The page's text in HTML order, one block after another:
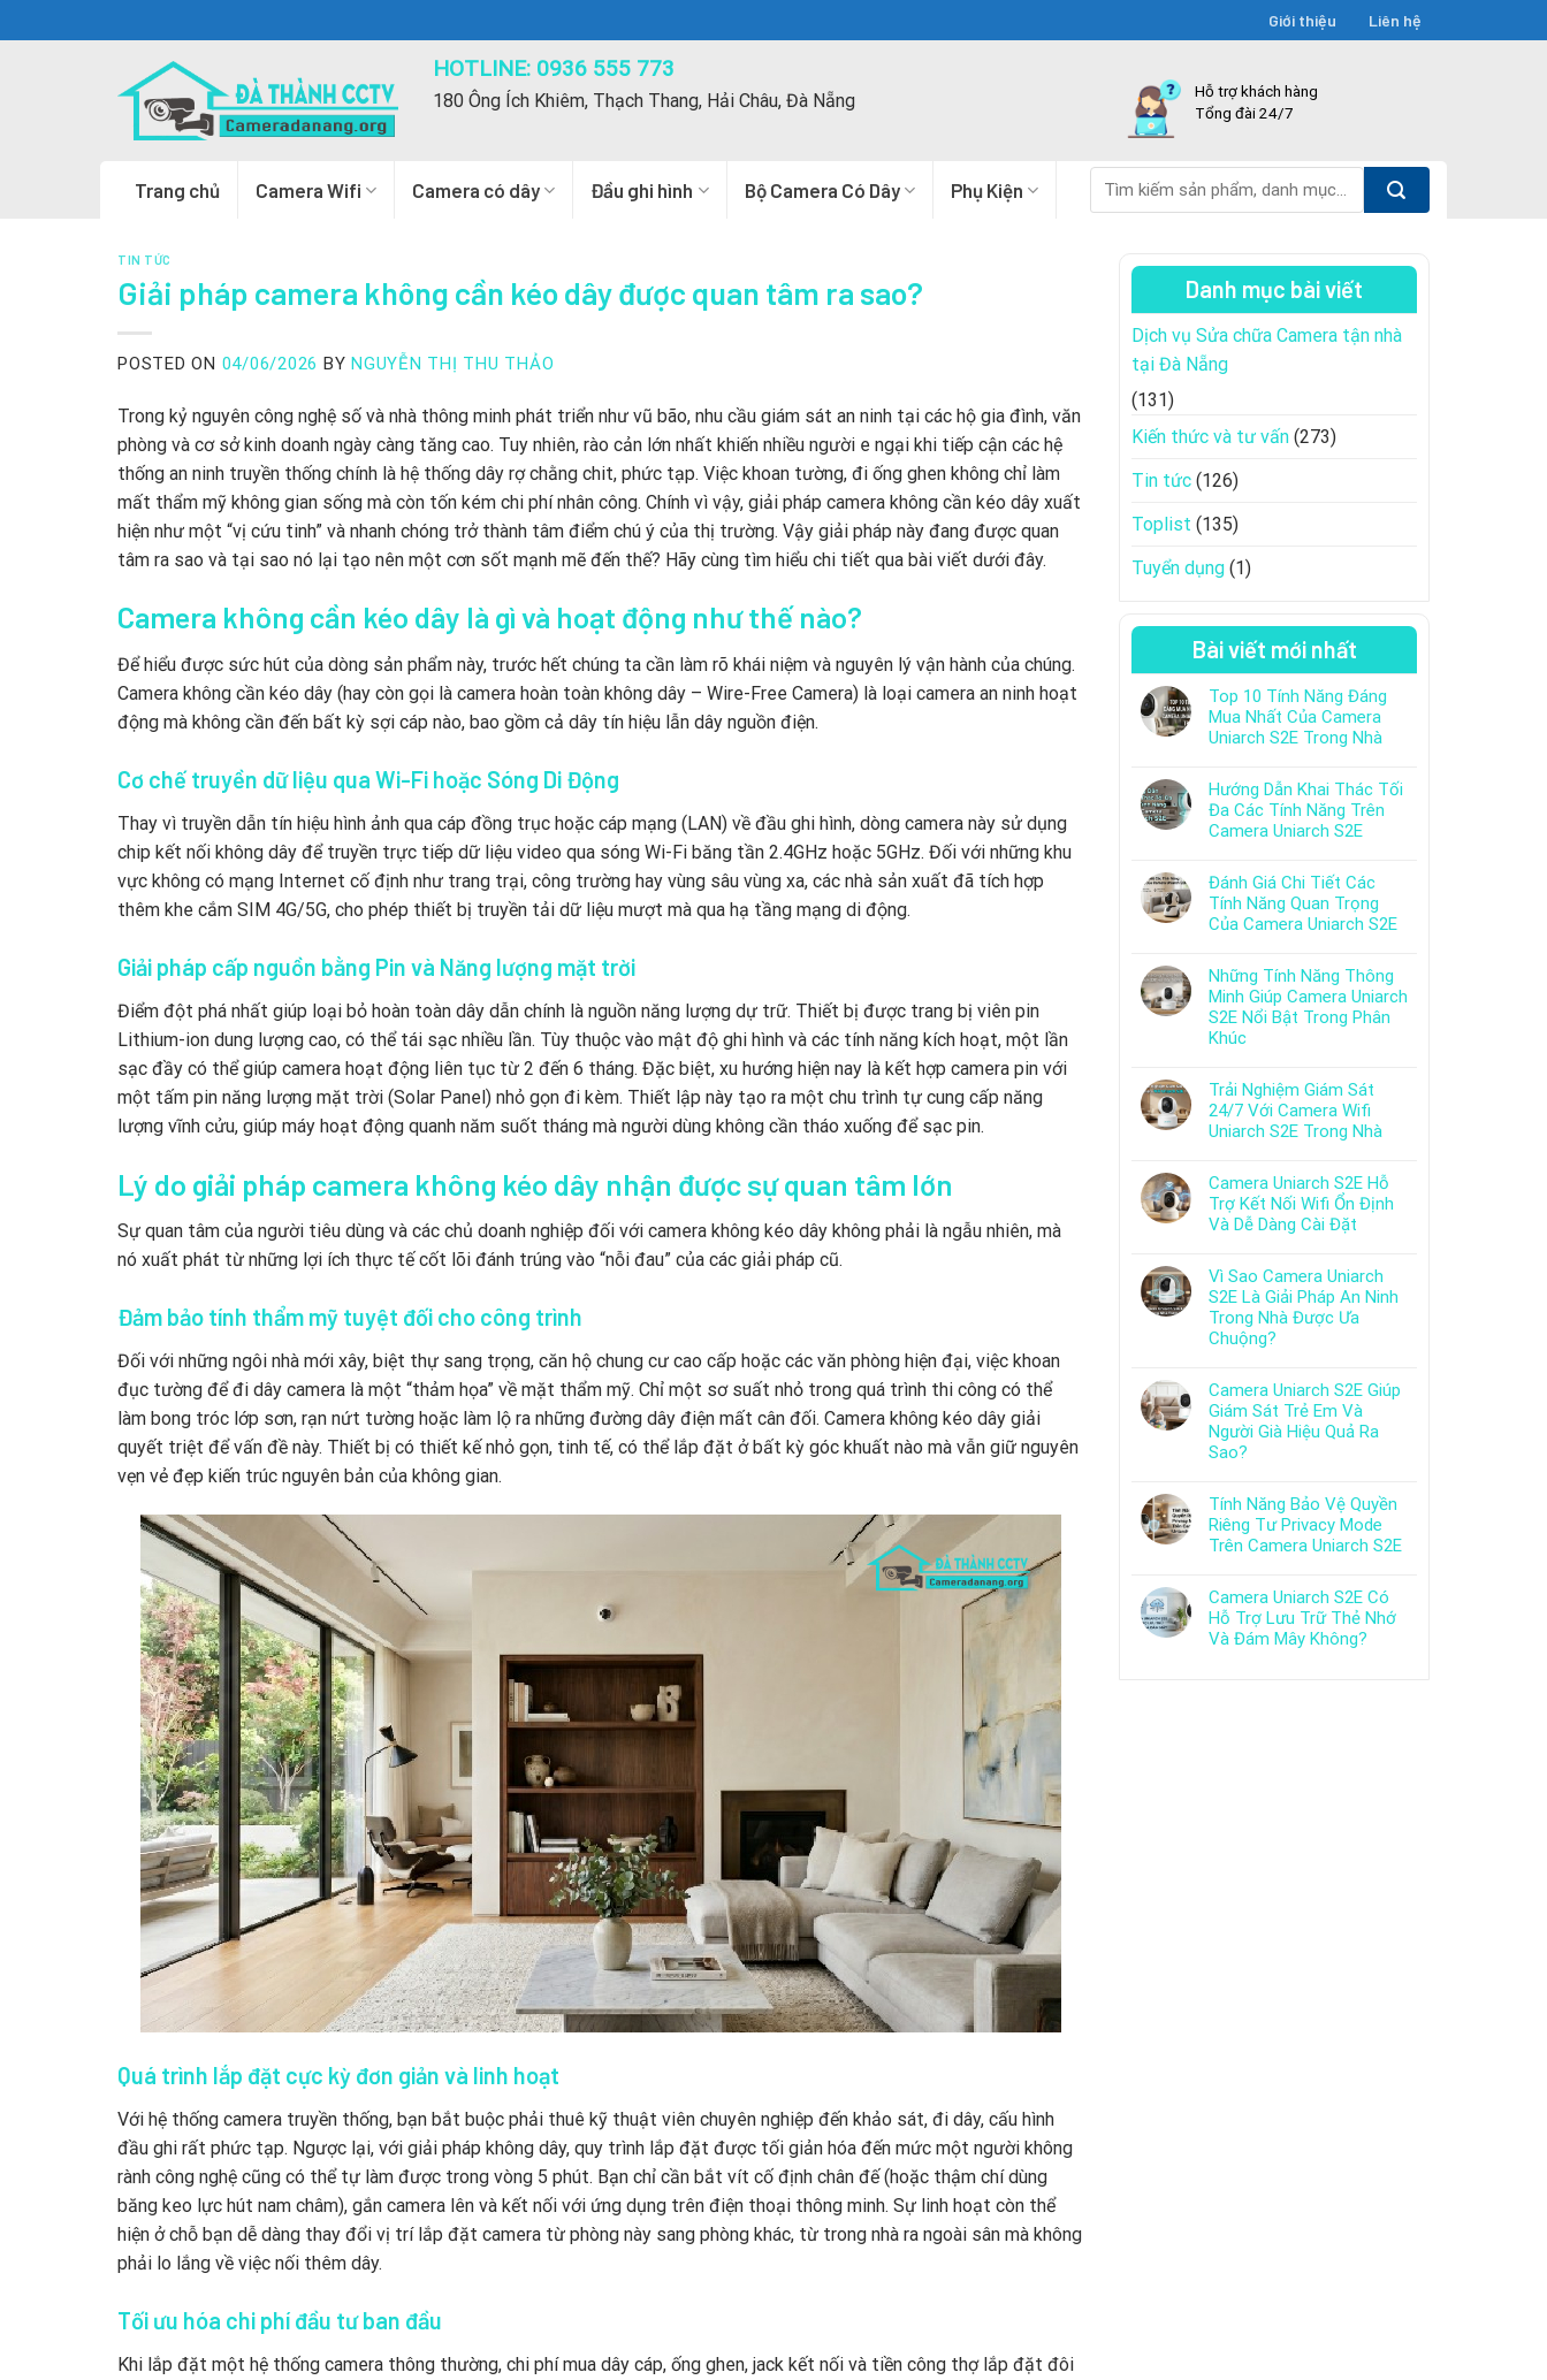
to
Giới thiệu Liên hệ
HOTLINE: 0936 555 773
180 Ông Ích Khiêm, Thạch Thang, Hải Châu, Đà Nẵng
Hỗ trợ khách hàng
Tổng đài 24/7
Trang chủ Camera Wifi Camera có dây Đầu ghi hình Bộ Camera Có Dây Phụ Kiện
kiếm:
TIN TỨC
Giải pháp camera không cần kéo dây được quan tâm ra sao?
POSTED ON 04/06/2026 BY NGUYỄN THỊ THU THẢO
Trong kỷ nguyên công nghệ số và nhà thông minh phát triển như vũ bão, nhu cầu giám sát an ninh tại các hộ gia đình, văn
phòng và cơ sở kinh doanh ngày càng tăng cao. Tuy nhiên, rào cản lớn nhất khiến nhiều người e ngại khi tiếp cận các hệ
thống an ninh truyền thống chính là hệ thống dây rợ chằng chit, phức tạp. Việc khoan tường, đi ống ghen không chỉ làm
mất thẩm mỹ không gian sống mà còn tốn kém chi phí nhân công. Chính vì vậy, giải pháp camera không cần kéo dây xuất
hiện như một “vị cứu tinh” và nhanh chóng trở thành tâm điểm chú ý của thị trường. Vậy giải pháp này đang được quan
tâm ra sao và tại sao nó lại tạo nên một cơn sốt mạnh mẽ đến thế? Hãy cùng tìm hiểu chi tiết qua bài viết dưới đây.
Camera không cần kéo dây là gì và hoạt động như thế nào?
Để hiểu được sức hút của dòng sản phẩm này, trước hết chúng ta cần làm rõ khái niệm và nguyên lý vận hành của chúng.
Camera không cần kéo dây (hay còn gọi là camera hoàn toàn không dây – Wire-Free Camera) là loại camera an ninh hoạt
động mà không cần đến bất kỳ sợi cáp nào, bao gồm cả dây tín hiệu lẫn dây nguồn điện.
Cơ chế truyền dữ liệu qua Wi-Fi hoặc Sóng Di Động
Thay vì truyền dẫn tín hiệu hình ảnh qua cáp đồng trục hoặc cáp mạng (LAN) về đầu ghi hình, dòng camera này sử dụng
chip kết nối không dây để truyền trực tiếp dữ liệu video qua sóng Wi-Fi băng tần 2.4GHz hoặc 5GHz. Đối với những khu
vực không có mạng Internet cố định như trang trại, công trường hay vùng sâu vùng xa, các nhà sản xuất đã tích hợp
thêm khe cắm SIM 4G/5G, cho phép thiết bị truyền tải dữ liệu mượt mà qua hạ tầng mạng di động.
Giải pháp cấp nguồn bằng Pin và Năng lượng mặt trời
Điểm đột phá nhất giúp loại bỏ hoàn toàn dây dẫn chính là nguồn năng lượng dự trữ. Thiết bị được trang bị viên pin
Lithium-ion dung lượng cao, có thể tái sạc nhiều lần. Tùy thuộc vào mật độ ghi hình và các tính năng kích hoạt, một lần
sạc đầy có thể giúp camera hoạt động liên tục từ 2 đến 6 tháng. Đặc biệt, xu hướng hiện nay là kết hợp camera pin với
một tấm pin năng lượng mặt trời (Solar Panel) nhỏ gọn đi kèm. Thiết lập này tạo ra một chu trình tự cung cấp năng
lượng vĩnh cửu, giúp máy hoạt động quanh năm suốt tháng mà người dùng không cần tháo xuống để sạc pin.
Lý do giải pháp camera không kéo dây nhận được sự quan tâm lớn
Sự quan tâm của người tiêu dùng và các chủ doanh nghiệp đối với camera không kéo dây không phải là ngẫu nhiên, mà
nó xuất phát từ những lợi ích thực tế cốt lõi đánh trúng vào “nỗi đau” của các giải pháp cũ.
Đảm bảo tính thẩm mỹ tuyệt đối cho công trình
Đối với những ngôi nhà mới xây, biệt thự sang trọng, căn hộ chung cư cao cấp hoặc các văn phòng hiện đại, việc khoan
đục tường để đi dây camera là một “thảm họa” về mặt thẩm mỹ. Chỉ một sơ suất nhỏ trong quá trình thi công có thể
làm bong tróc lớp sơn, rạn nứt tường hoặc làm lộ ra những đường dây điện mất cân đối. Camera không kéo dây giải
quyết triệt để vấn đề này. Thiết bị có thiết kế nhỏ gọn, tinh tế, có thể lắp đặt ở bất kỳ góc khuất nào mà vẫn giữ nguyên
vẹn vẻ đẹp kiến trúc nguyên bản của không gian.
Quá trình lắp đặt cực kỳ đơn giản và linh hoạt
Với hệ thống camera truyền thống, bạn bắt buộc phải thuê kỹ thuật viên chuyên nghiệp đến khảo sát, đi dây, cấu hình
đầu ghi rất phức tạp. Ngược lại, với giải pháp không dây, quy trình lắp đặt được tối giản hóa đến mức một người không
rành công nghệ cũng có thể tự làm được trong vòng 5 phút. Bạn chỉ cần bắt vít cố định chân đế (hoặc thậm chí dùng
băng keo lực hút nam châm), gắn camera lên và kết nối với ứng dụng trên điện thoại thông minh. Sự linh hoạt còn thể
hiện ở chỗ bạn dễ dàng thay đổi vị trí lắp đặt camera từ phòng này sang phòng khác, từ trong nhà ra ngoài sân mà không
phải lo lắng về việc nối thêm dây.
Tối ưu hóa chi phí đầu tư ban đầu
Khi lắp đặt một hệ thống camera thông thường, chi phí mua dây cáp, ống ghen, jack kết nối và tiền công thợ lắp đặt đôi
Danh mục bài viết
Dịch vụ Sửa chữa Camera tận nhà
tại Đà Nẵng
(131)
Kiến thức và tư vấn (273)
Tin tức (126)
Toplist (135)
Tuyển dụng (1)
Bài viết mới nhất
Top 10 Tính Năng Đáng
Mua Nhất Của Camera
Uniarch S2E Trong Nhà
Hướng Dẫn Khai Thác Tối
Đa Các Tính Năng Trên
Camera Uniarch S2E
Đánh Giá Chi Tiết Các
Tính Năng Quan Trọng
Của Camera Uniarch S2E
Những Tính Năng Thông
Minh Giúp Camera Uniarch
S2E Nổi Bật Trong Phân
Khúc
Trải Nghiệm Giám Sát
24/7 Với Camera Wifi
Uniarch S2E Trong Nhà
Camera Uniarch S2E Hỗ
Trợ Kết Nối Wifi Ổn Định
Và Dễ Dàng Cài Đặt
Vì Sao Camera Uniarch
S2E Là Giải Pháp An Ninh
Trong Nhà Được Ưa
Chuộng?
Camera Uniarch S2E Giúp
Giám Sát Trẻ Em Và
Người Già Hiệu Quả Ra
Sao?
Tính Năng Bảo Vệ Quyền
Riêng Tư Privacy Mode
Trên Camera Uniarch S2E
Camera Uniarch S2E Có
Hỗ Trợ Lưu Trữ Thẻ Nhớ
Và Đám Mây Không?